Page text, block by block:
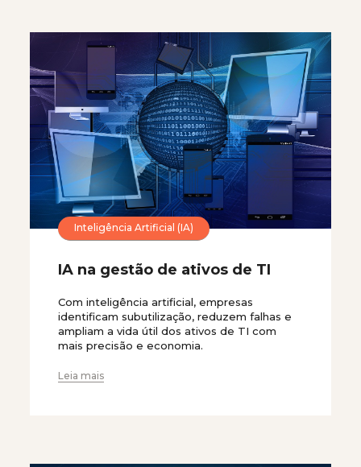
Inteligência Artificial (IA)
IA na gestão de ativos de TI
Com inteligência artificial, empresas
identificam subutilização, reduzem falhas e
ampliam a vida útil dos ativos de TI com
mais precisão e economia.
Leia mais